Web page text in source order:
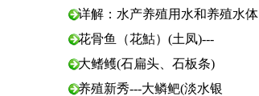
详解：水产养殖用水和养殖水体
花骨鱼（花鮕）(土凤)---
大鳍鳠(石扁头、石板条)
养殖新秀---大鳞鲃(淡水银